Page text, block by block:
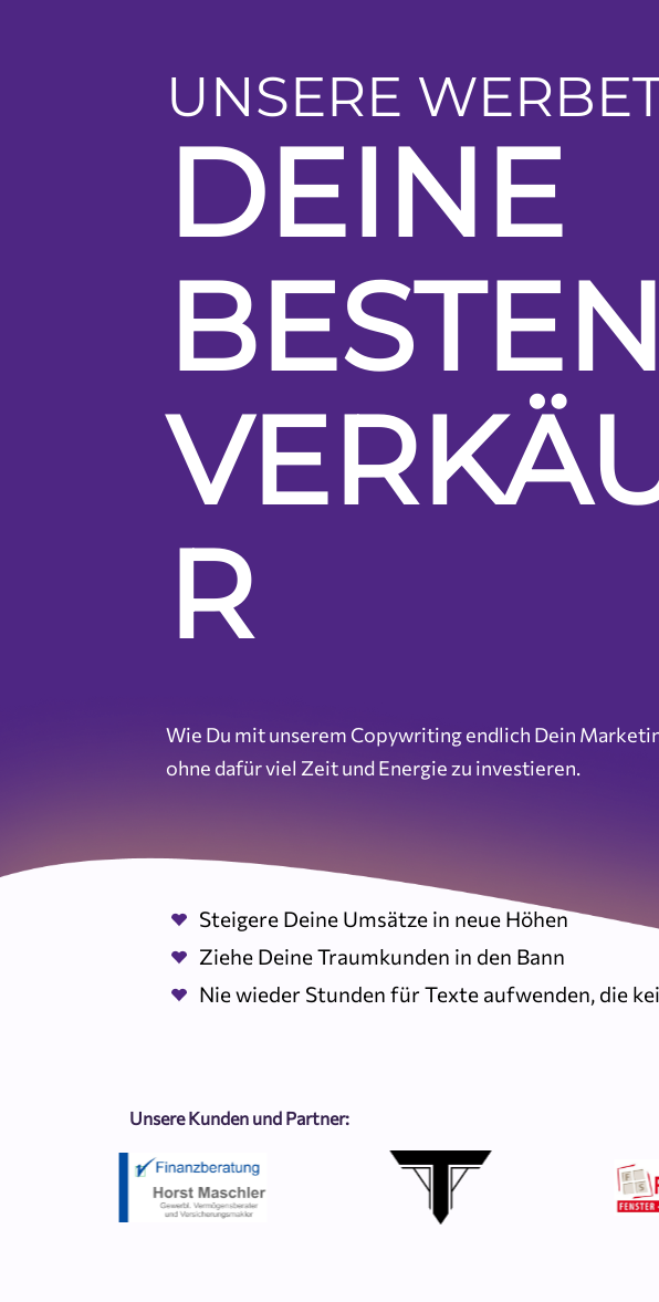
UNSERE
DEINE
BESTEN
R
Wie Du mit unserem Copywriting endlich Dein
ohne dafür viel Zeit und Energie zu investieren.
Steigere Deine Umsätze in neue Höhen
Ziehe Deine Traumkunden in den Bann
Nie wieder Stunden für Texte aufwenden, die
Unsere Kunden und Partner: